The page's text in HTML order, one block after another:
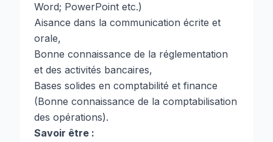
Word; PowerPoint etc.)
Aisance dans la communication écrite et
orale,
Bonne connaissance de la réglementation
et des activités bancaires,
Bases solides en comptabilité et finance
(Bonne connaissance de la comptabilisation
des opérations).
Savoir être :